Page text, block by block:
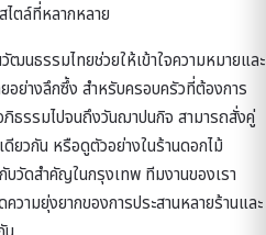
ไตล์ที่หลากหลาย
ฒนธรรมไทยช่วยให้เข้าใจความหมายและ
อย่างลึกซึ้ง สำหรับครอบครัวที่ต้องการ
รรมไปจนถึงวันฌาปนกิจ สามารถสั่งคู่
ดียวกัน หรือดูตัวอย่างในร้านดอกไม้
บวัดสำคัญในกรุงเทพ ทีมงานของเรา
วามยุ่งยากของการประสานหลายร้านและ